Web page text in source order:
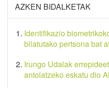
AZKEN BIDALKETAK
Identifikazio
bilatutako pertsona bat
Irungo Udalak
antolatzeko eskatu dio